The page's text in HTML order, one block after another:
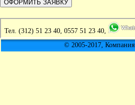
Тел. (312) 51 23 40, 0557 51 23 40,
© 2005-2017, Компания